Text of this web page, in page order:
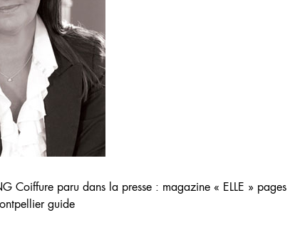
Coiffure paru dans la presse : magazine « ELLE » pages
guide